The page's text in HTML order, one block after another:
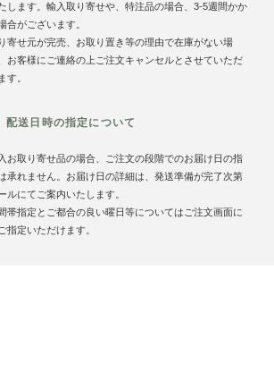
します。輸入取り寄せや、特注品の場合、3-5週間かか
合がございます。
寄せ元が完売、お取り置き等の理由で在庫がない場
お客様にご連絡の上ご注文キャンセルとさせていただ
す。
配送日時の指定について
お取り寄せ品の場合、ご注文の段階でのお届け日の指
承れません。お届け日の詳細は、発送準備が完了次第
ルにてご案内いたします。
帯指定とご都合の良い曜日等についてはご注文画面に
指定いただけます。